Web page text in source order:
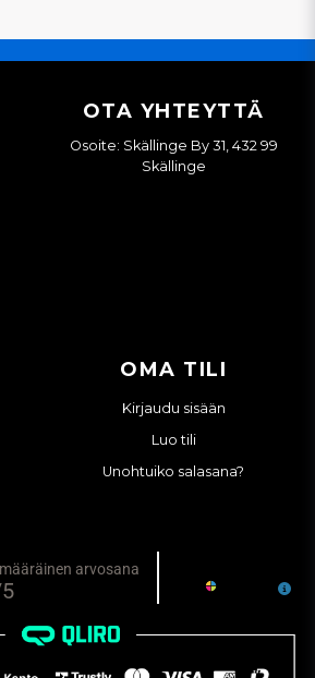
OTA YHTEYTTÄ
Osoite: Skällinge By 31, 432 99
Skällinge
OMA TILI
Kirjaudu sisään
Luo tili
Unohtuiko salasana?